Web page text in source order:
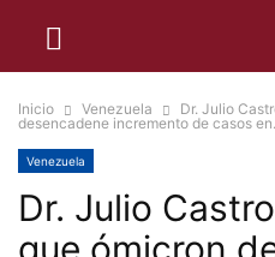
Inicio Venezuela
Dr. Julio
desencadene incremento de casos
Venezuela
Dr. Julio